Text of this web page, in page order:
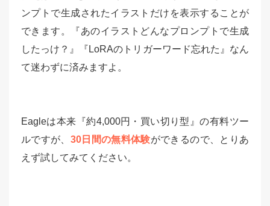
ンプトで生成されたイラストだけを表示することが
できます。『あのイラストどんなプロンプトで生成
したっけ？』『LoRAのトリガーワード忘れた』なん
て迷わずに済みますよ。
Eagleは本来『約4,000円・買い切り型』の有料ツー
ルですが、 30日間の無料体験ができるので、とりあ
えず試してみてください。